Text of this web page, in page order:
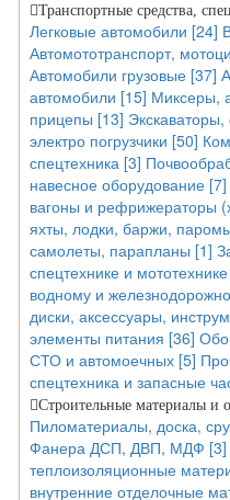
Транспортные средства,
Легковые автомобили [24]
Автомототранспорт,
Автомобили грузовые [37]
автомобили [15] Миксеры,
прицепы [13]
электро погрузчики [50]
спецтехника [3]
навесное оборудование [7]
вагоны и рефрижераторы
яхты, лодки, баржи,
самолеты, парапланы [1]
спецтехнике и
водному и
диски, аксессуары,
элементы питания [36]
СТО и автомоечных [5]
спецтехника и запасные
Строительные материалы и
Пиломатериалы, доска,
Фанера ДСП, ДВП, МДФ [3]
теплоизоляционные
внутренние отделочные